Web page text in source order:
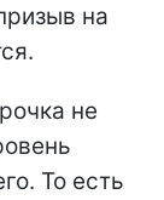
на
не
То есть